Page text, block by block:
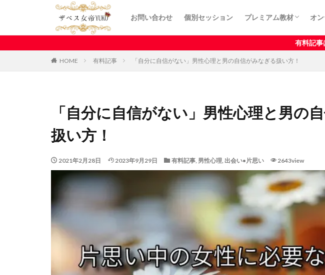
お問い合わせ 個別セッション プレミアム教材
カート
オ
有料記事はサロンメンバーにな
HOME 有料記事 「自分に自信がない」男性心理と男の自信がみなぎる扱い方！
「自分に自信がない」男性心理と男の
扱い方！
2021年2月28日 2023年9月29日 有料記事, 男性心理, 出会い•片思い 2643view